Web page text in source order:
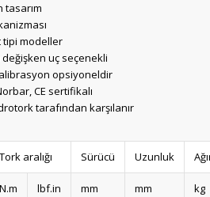
tasarım
modeller
değişken uç seçenekli
opsiyoneldir
CE sertifikalı
tarafından karşılanır
Tork aralığı Sürücü Uzunluk
N.m lbf.in mm mm kg